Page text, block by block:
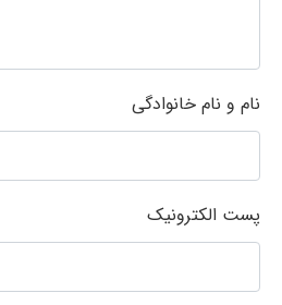
نام و نام خانوادگی
پست الکترونیک